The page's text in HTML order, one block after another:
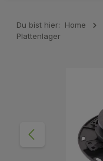
Du bist hier: Home
Plattenlager